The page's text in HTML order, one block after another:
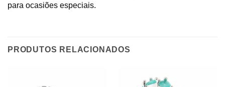
para ocasiões especiais.
PRODUTOS RELACIONADOS